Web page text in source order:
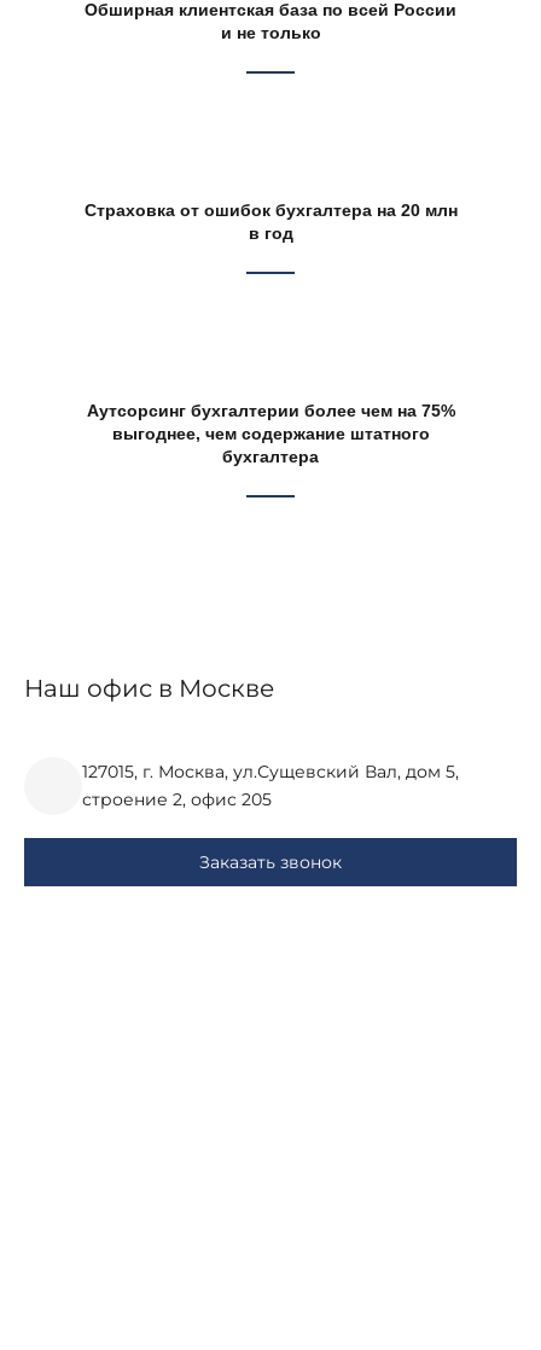
Обширная клиентская база по всей России
и не только
Страховка от ошибок бухгалтера на 20 млн
в год
Аутсорсинг бухгалтерии более чем на 75%
выгоднее, чем содержание штатного
бухгалтера
Наш офис в Москве
127015, г. Москва, ул.Сущевский Вал, дом 5,
строение 2, офис 205
Заказать звонок